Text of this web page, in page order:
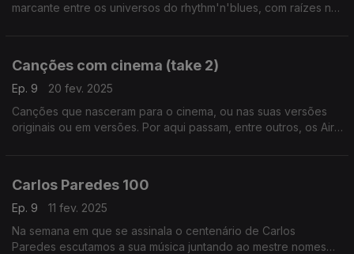
marcante entre os universos do rhythm'n'blues, com raízes no
Canções com cinema (take 2)
Ep. 9
20 fev. 2025
Canções que nasceram para o cinema, ou nas suas versões
originais ou em versões. Por aqui passam, entre outros, os Air,
Carlos Paredes 100
Ep. 9
11 fev. 2025
Na semana em que se assinala o centenário de Carlos
Paredes escutamos a sua música juntando ao mestre nomes